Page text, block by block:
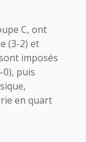
C, ont
(3-2) et
imposés
puis
en quart